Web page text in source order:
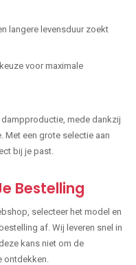
langere levensduur zoekt
voor maximale
mede dankzij
Met een grote selectie aan
bij je past.
Bestelling
selecteer het model en
af. Wij leveren snel in
kans niet om de
ontdekken.